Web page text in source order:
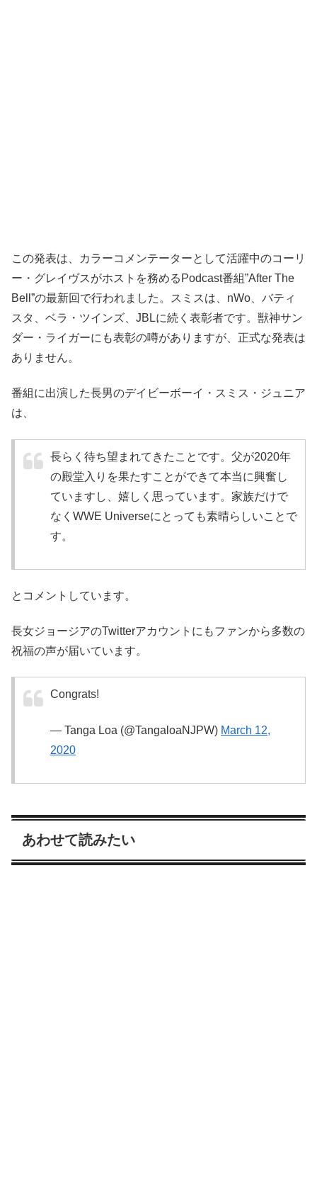
この発表は、カラーコメンテーターとして活躍中のコーリ
ー・グレイヴスがホストを務めるPodcast番組”After The
Bell”の最新回で行われました。スミスは、nWo、バティ
スタ、ベラ・ツインズ、JBLに続く表彰者です。獣神サン
ダー・ライガーにも表彰の噂がありますが、正式な発表は
ありません。
番組に出演した長男のデイビーボーイ・スミス・ジュニア
は、
長らく待ち望まれてきたことです。父が2020年
の殿堂入りを果たすことができて本当に興奮し
ていますし、嬉しく思っています。家族だけで
なくWWE Universeにとっても素晴らしいことで
す。
とコメントしています。
長女ジョージアのTwitterアカウントにもファンから多数の
祝福の声が届いています。
Congrats!
— Tanga Loa (@TangaloaNJPW) March 12,
2020
あわせて読みたい